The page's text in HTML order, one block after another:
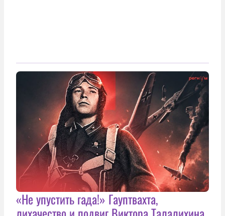
«Не упустить гада!» Гауптвахта,